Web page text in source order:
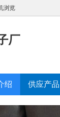
浏览
厂
绍 供应产品